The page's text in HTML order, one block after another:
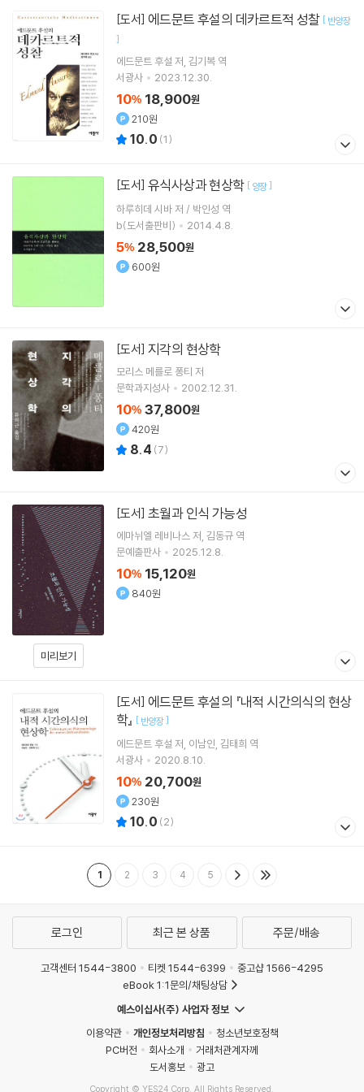
[도서] 에드문트 후설의 데카르트적 성찰 [ 반양장
]
에드문트 후설 저 김기복 역
서광사
2023.12.30.
10% 18,900원
210원
10.0 (1)
[도서] 유식사상과 현상학 [ 양장]
하루히데 시바 저 / 박인성 역
b(도서출판비)
2014.4.8.
5% 28,500원
600원
[도서] 지각의 현상학
모리스 메를로 퐁티 저
문학과지성사
2002.12.31.
10% 37,800원
420원
8.4 (7)
미리보기
[도서] 초월과 인식 가능성
에마뉘엘 레비나스 저 김동규 역
문예출판사
2025.12.8.
10% 15,120원
840원
[도서]
학』 [ 반양장]
에드문트 후설 저 이남인 김태희 역
서광사
2020.8.10.
10% 20,700원
230원
10.0 (2)
1 2 3 4 5
로그인 최근 본 상품 주문/배송
고객센터 1544-3800 티켓 1544-6399
중고샵 1566-4295
eBook 1:1문의/채팅상담
예스이십사(주) 사업자 정보
이용약관
개인정보처리방침
청소년보호정책
PC버전
회사소개
거래처관계자께
도서홍보
광고
Copyright © YES24 Corp. All Rights Reserved.